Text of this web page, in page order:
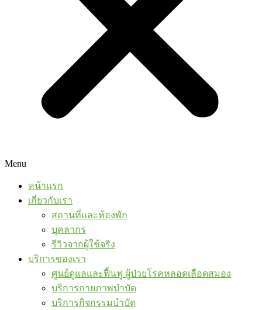
Menu
หน้าแรก
เกี่ยวกับเรา
สถานที่และห้องพัก
บุคลากร
รีวิวจากผู้ใช้จริง
บริการของเรา
ศูนย์ดูแลและฟื้นฟู ผู้ป่วยโรคหลอดเลือดสมอง
บริการกายภาพบำบัด
บริการกิจกรรมบำบัด